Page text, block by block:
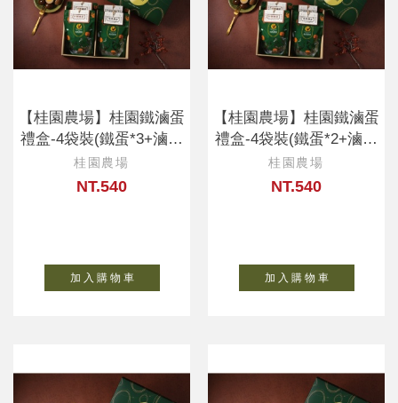
【桂園農場】桂園鐵滷蛋
禮盒-4袋裝(鐵蛋*3+滷蛋
*1)
桂園農場
NT.540
加 入 購 物 車
【桂園農場】桂園鐵滷蛋
禮盒-4袋裝(鐵蛋*2+滷蛋
*2)
桂園農場
NT.540
加 入 購 物 車